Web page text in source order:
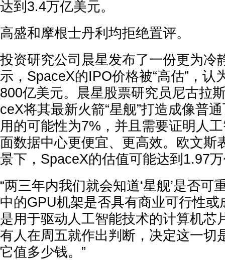
达到3.4万亿美元。
高盛和摩根士丹利均拒绝置评。
投资研究公司晨星发布了一份更为冷
示，SpaceX的IPO价格被“高估”，认
800亿美元。晨星股票研究员尼古拉
ceX将其最新火箭“星舰”打造成像普
用的可能性为7%，并且需要证明人
面数据中心更便宜、更高效。欧文斯
景下，SpaceX的估值可能达到1.97
“两三年内我们就会知道‘星舰’是否可
中的GPU机架是否具有商业可行性或
是用于驱动人工智能技术的计算机芯
有人在周五就作出判断，决定这一切
它值多少钱。”